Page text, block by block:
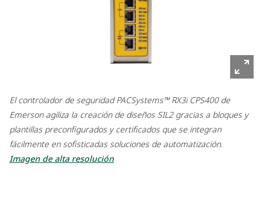
El controlador de seguridad PACSystems™ RX3i CPS400 de
Emerson agiliza la creación de diseños SIL2 gracias a bloques y
plantillas preconfigurados y certificados que se integran
fácilmente en sofisticadas soluciones de automatización.
Imagen de alta resolución